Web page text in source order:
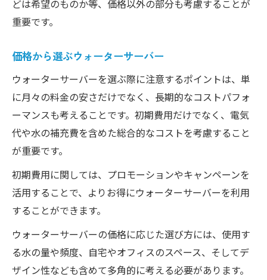
選択の重要性を考えるウォーターサーバー
価格が示すウォーターサーバーとライフス
ウォーターサーバー選びの価格に込められ
た意味
ライフスタイルに見るウォーターサーバー
どは希望のものか等、価格以外の部分も考慮することが
重要です。
価格から選ぶウォーターサーバー
ウォーターサーバーを選ぶ際に注意するポイントは、単
に月々の料金の安さだけでなく、長期的なコストパフォ
ーマンスも考えることです。初期費用だけでなく、電気
代や水の補充費を含めた総合的なコストを考慮すること
が重要です。
初期費用に関しては、プロモーションやキャンペーンを
活用することで、よりお得にウォーターサーバーを利用
することができます。
ウォーターサーバーの価格に応じた選び方には、使用す
る水の量や頻度、自宅やオフィスのスペース、そしてデ
ザイン性なども含めて多角的に考える必要があります。